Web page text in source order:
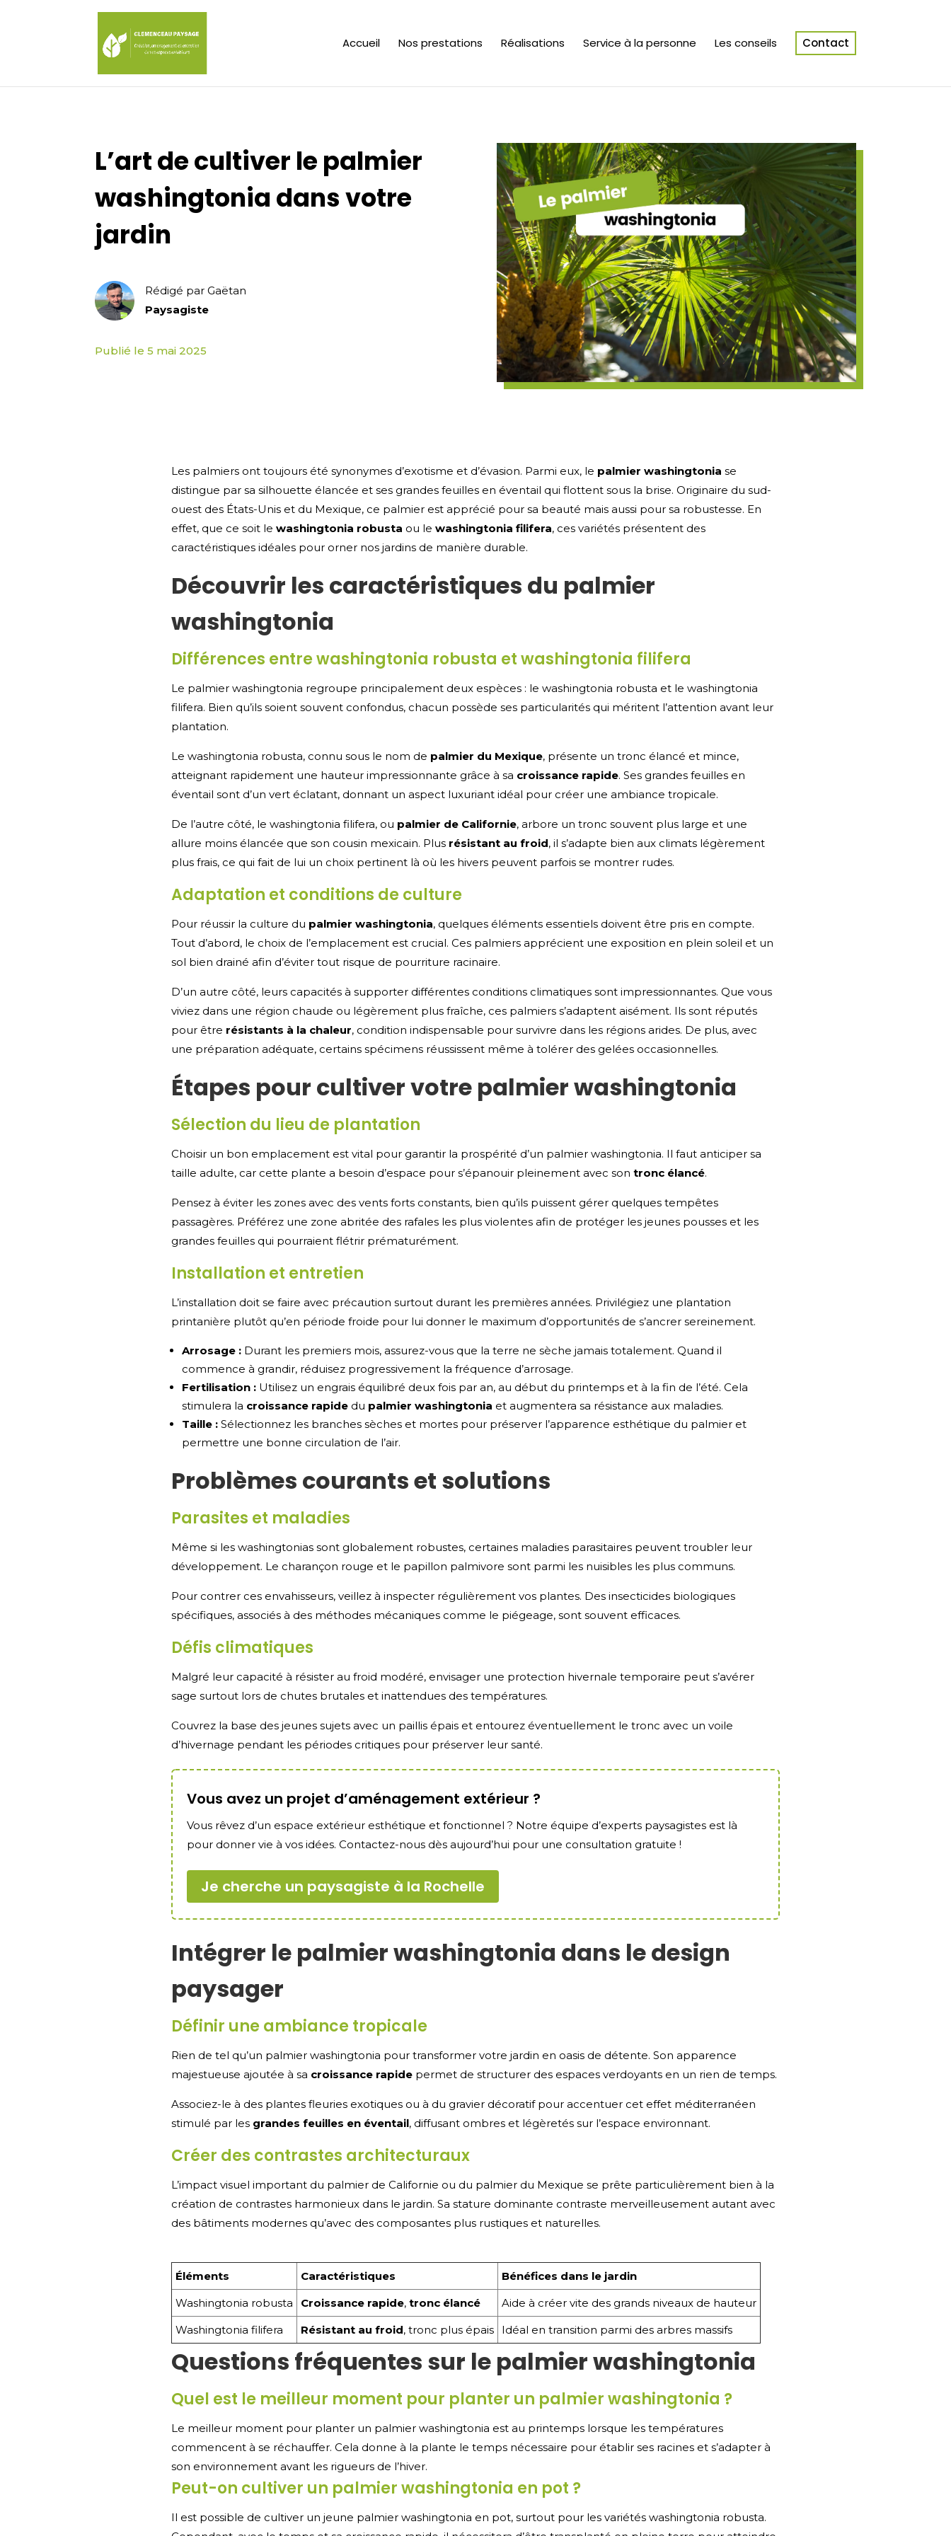
Accueil Nos prestations Réalisations Service à la personne Les conseils Contact
L’art de cultiver le palmier
washingtonia dans votre
jardin
Rédigé par Gaëtan
Paysagiste
Publié le 5 mai 2025
Les palmiers ont toujours été synonymes d’exotisme et d’évasion. Parmi eux, le palmier washingtonia se
distingue par sa silhouette élancée et ses grandes feuilles en éventail qui flottent sous la brise. Originaire du sud-
ouest des États-Unis et du Mexique, ce palmier est apprécié pour sa beauté mais aussi pour sa robustesse. En
effet, que ce soit le washingtonia robusta ou le washingtonia filifera, ces variétés présentent des
caractéristiques idéales pour orner nos jardins de manière durable.
Découvrir les caractéristiques du palmier
washingtonia
Différences entre washingtonia robusta et washingtonia filifera
Le palmier washingtonia regroupe principalement deux espèces : le washingtonia robusta et le washingtonia
filifera. Bien qu’ils soient souvent confondus, chacun possède ses particularités qui méritent l’attention avant leur
plantation.
Le washingtonia robusta, connu sous le nom de palmier du Mexique, présente un tronc élancé et mince,
atteignant rapidement une hauteur impressionnante grâce à sa croissance rapide. Ses grandes feuilles en
éventail sont d’un vert éclatant, donnant un aspect luxuriant idéal pour créer une ambiance tropicale.
De l’autre côté, le washingtonia filifera, ou palmier de Californie, arbore un tronc souvent plus large et une
allure moins élancée que son cousin mexicain. Plus résistant au froid, il s’adapte bien aux climats légèrement
plus frais, ce qui fait de lui un choix pertinent là où les hivers peuvent parfois se montrer rudes.
Adaptation et conditions de culture
Pour réussir la culture du palmier washingtonia, quelques éléments essentiels doivent être pris en compte.
Tout d’abord, le choix de l’emplacement est crucial. Ces palmiers apprécient une exposition en plein soleil et un
sol bien drainé afin d’éviter tout risque de pourriture racinaire.
D’un autre côté, leurs capacités à supporter différentes conditions climatiques sont impressionnantes. Que vous
viviez dans une région chaude ou légèrement plus fraîche, ces palmiers s’adaptent aisément. Ils sont réputés
pour être résistants à la chaleur, condition indispensable pour survivre dans les régions arides. De plus, avec
une préparation adéquate, certains spécimens réussissent même à tolérer des gelées occasionnelles.
Étapes pour cultiver votre palmier washingtonia
Sélection du lieu de plantation
Choisir un bon emplacement est vital pour garantir la prospérité d’un palmier washingtonia. Il faut anticiper sa
taille adulte, car cette plante a besoin d’espace pour s’épanouir pleinement avec son tronc élancé.
Pensez à éviter les zones avec des vents forts constants, bien qu’ils puissent gérer quelques tempêtes
passagères. Préférez une zone abritée des rafales les plus violentes afin de protéger les jeunes pousses et les
grandes feuilles qui pourraient flétrir prématurément.
Installation et entretien
L’installation doit se faire avec précaution surtout durant les premières années. Privilégiez une plantation
printanière plutôt qu’en période froide pour lui donner le maximum d’opportunités de s’ancrer sereinement.
Arrosage :Durant les premiers mois, assurez-vous que la terre ne sèche jamais totalement. Quand il
commence à grandir, réduisez progressivement la fréquence d’arrosage.
Fertilisation :Utilisez un engrais équilibré deux fois par an, au début du printemps et à la fin de l’été. Cela
stimulera la croissance rapidedu palmier washingtonia et augmentera sa résistance aux maladies.
Taille :Sélectionnez les branches sèches et mortes pour préserver l’apparence esthétique du palmier et
permettre une bonne circulation de l’air.
Problèmes courants et solutions
Parasites et maladies
Même si les washingtonias sont globalement robustes, certaines maladies parasitaires peuvent troubler leur
développement. Le charançon rouge et le papillon palmivore sont parmi les nuisibles les plus communs.
Pour contrer ces envahisseurs, veillez à inspecter régulièrement vos plantes. Des insecticides biologiques
spécifiques, associés à des méthodes mécaniques comme le piégeage, sont souvent efficaces.
Défis climatiques
Malgré leur capacité à résister au froid modéré, envisager une protection hivernale temporaire peut s’avérer
sage surtout lors de chutes brutales et inattendues des températures.
Couvrez la base des jeunes sujets avec un paillis épais et entourez éventuellement le tronc avec un voile
d’hivernage pendant les périodes critiques pour préserver leur santé.
Vous avez un projet d’aménagement extérieur ?
Vous rêvez d’un espace extérieur esthétique et fonctionnel ? Notre équipe d’experts paysagistes est là
pour donner vie à vos idées. Contactez-nous dès aujourd’hui pour une consultation gratuite !
Je cherche un paysagiste à la Rochelle
Intégrer le palmier washingtonia dans le design
paysager
Définir une ambiance tropicale
Rien de tel qu’un palmier washingtonia pour transformer votre jardin en oasis de détente. Son apparence
majestueuse ajoutée à sa croissance rapidepermet de structurer des espaces verdoyants en un rien de temps.
Associez-le à des plantes fleuries exotiques ou à du gravier décoratif pour accentuer cet effet méditerranéen
stimulé par les grandes feuilles en éventail, diffusant ombres et légèretés sur l’espace environnant.
Créer des contrastes architecturaux
L’impact visuel important du palmier de Californie ou du palmier du Mexique se prête particulièrement bien à la
création de contrastes harmonieux dans le jardin. Sa stature dominante contraste merveilleusement autant avec
des bâtiments modernes qu’avec des composantes plus rustiques et naturelles.
Éléments Caractéristiques
Bénéfices dans le jardin
Washingtonia robusta
Croissance rapide, tronc élancé
Aide à créer vite des grands niveaux de hauteur
Washingtonia filifera
Résistant au froid, tronc plus épais Idéal en transition parmi des arbres massifs
Questions fréquentes sur le palmier washingtonia
Quel est le meilleur moment pour planter un palmier washingtonia ?
Le meilleur moment pour planter un palmier washingtonia est au printemps lorsque les températures
commencent à se réchauffer. Cela donne à la plante le temps nécessaire pour établir ses racines et s’adapter à
son environnement avant les rigueurs de l’hiver.
Peut-on cultiver un palmier washingtonia en pot ?
Il est possible de cultiver un jeune palmier washingtonia en pot, surtout pour les variétés washingtonia robusta.